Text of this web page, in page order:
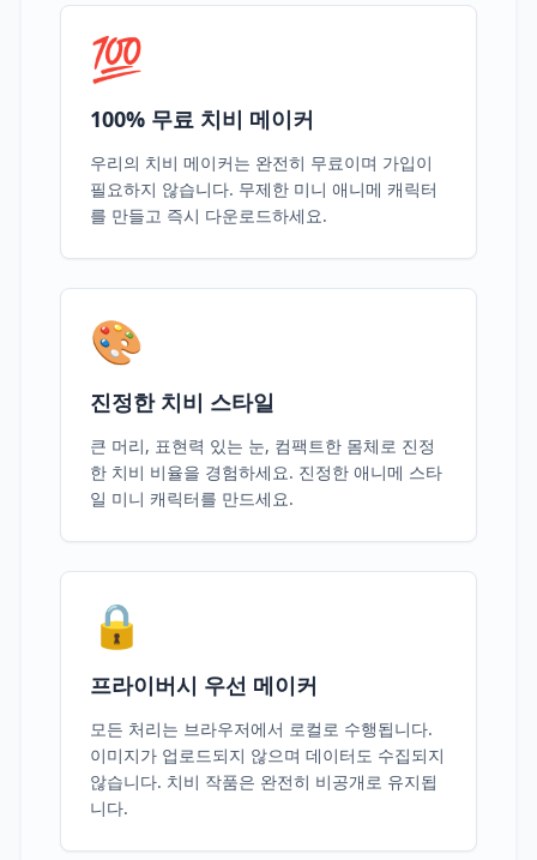
💯
100% 무료 치비 메이커
우리의 치비 메이커는 완전히 무료이며 가입이
필요하지 않습니다. 무제한 미니 애니메 캐릭터
를 만들고 즉시 다운로드하세요.
🎨
진정한 치비 스타일
큰 머리, 표현력 있는 눈, 컴팩트한 몸체로 진정
한 치비 비율을 경험하세요. 진정한 애니메 스타
일 미니 캐릭터를 만드세요.
🔒
프라이버시 우선 메이커
모든 처리는 브라우저에서 로컬로 수행됩니다.
이미지가 업로드되지 않으며 데이터도 수집되지
않습니다. 치비 작품은 완전히 비공개로 유지됩
니다.